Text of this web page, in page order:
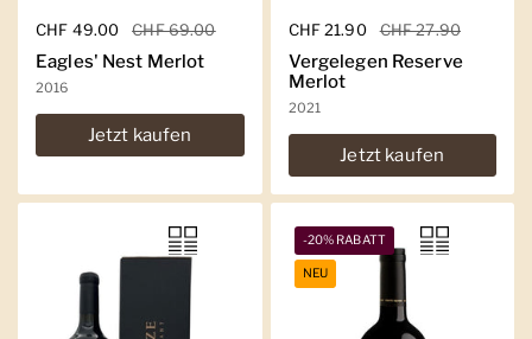
Regulärer Preis
CHF 49.00 Sale-Preis
CHF 69.00
Eagles' Nest Merlot
2016
Jetzt kaufen
Regulärer Preis
CHF 21.90 Sale-Preis
CHF 27.90
Vergelegen Reserve
Merlot
2021
Jetzt kaufen
-20% RABATT
NEU